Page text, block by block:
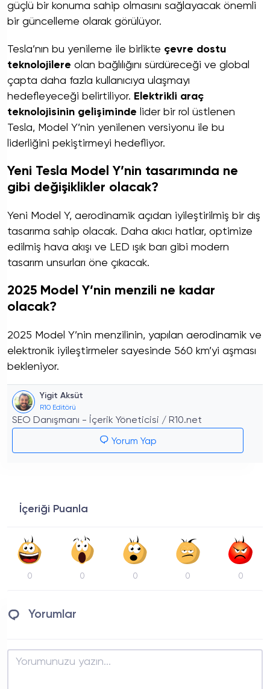
güçlü bir konuma sahip olmasını sağlayacak önemli
bir güncelleme olarak görülüyor.
Tesla’nın bu yenileme ile birlikte çevre dostu
teknolojilere olan bağlılığını sürdüreceği ve global
çapta daha fazla kullanıcıya ulaşmayı
hedefleyeceği belirtiliyor. Elektrikli araç
teknolojisinin gelişiminde lider bir rol üstlenen
Tesla, Model Y’nin yenilenen versiyonu ile bu
liderliğini pekiştirmeyi hedefliyor.
Yeni Tesla Model Y’nin tasarımında ne
gibi değişiklikler olacak?
Yeni Model Y, aerodinamik açıdan iyileştirilmiş bir dış
tasarıma sahip olacak. Daha akıcı hatlar, optimize
edilmiş hava akışı ve LED ışık barı gibi modern
tasarım unsurları öne çıkacak.
2025 Model Y’nin menzili ne kadar
olacak?
2025 Model Y’nin menzilinin, yapılan aerodinamik ve
elektronik iyileştirmeler sayesinde 560 km’yi aşması
bekleniyor.
Yigit Aksüt
R10 Editörü
SEO Danışmanı - İçerik Yöneticisi / R10.net
Yorum Yap
İçeriği Puanla
0 0 0 0 0
Yorumlar